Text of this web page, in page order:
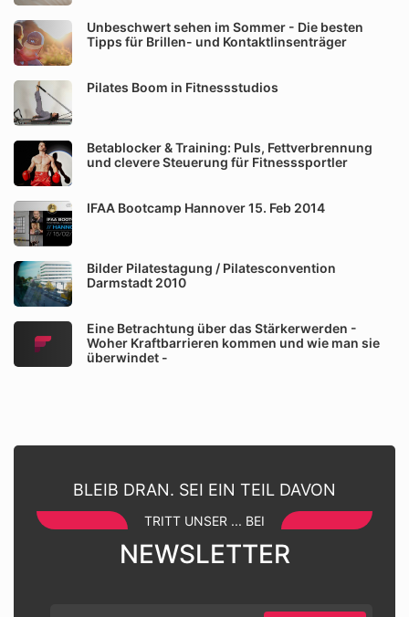
Unbeschwert sehen im Sommer - Die besten
Tipps für Brillen- und Kontaktlinsenträger
Pilates Boom in Fitnessstudios
Betablocker & Training: Puls, Fettverbrennung
und clevere Steuerung für Fitnesssportler
IFAA Bootcamp Hannover 15. Feb 2014
Bilder Pilatestagung / Pilatesconvention
Darmstadt 2010
Eine Betrachtung über das Stärkerwerden -
Woher Kraftbarrieren kommen und wie man sie
überwindet -
BLEIB DRAN. SEI EIN TEIL DAVON
TRITT UNSER ... BEI
NEWSLETTER